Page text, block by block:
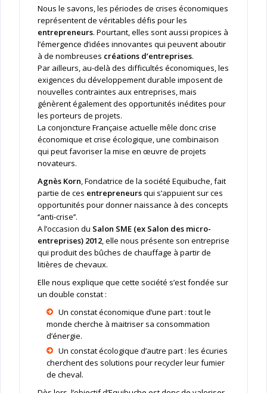
Nous le savons, les périodes de crises économiques
représentent de véritables défis pour les
entrepreneurs. Pourtant, elles sont aussi propices à
l’émergence d’idées innovantes qui peuvent aboutir
à de nombreuses créations d’entreprises.
Par ailleurs, au-delà des difficultés économiques, les
exigences du développement durable imposent de
nouvelles contraintes aux entreprises, mais
génèrent également des opportunités inédites pour
les porteurs de projets.
La conjoncture Française actuelle mêle donc crise
économique et crise écologique, une combinaison
qui peut favoriser la mise en œuvre de projets
novateurs.
Agnès Korn, Fondatrice de la société Equibuche, fait
partie de ces entrepreneursqui s’appuient sur ces
opportunités pour donner naissance à des concepts
‘’anti-crise’’.
A l’occasion du Salon SME (ex Salon des micro-
entreprises) 2012, elle nous présente son entreprise
qui produit des bûches de chauffage à partir de
litières de chevaux.
Elle nous explique que cette société s’est fondée sur
un double constat :
Un constat économique d’une part : tout le
monde cherche à maitriser sa consommation
d’énergie.
Un constat écologique d’autre part : les écuries
cherchent des solutions pour recycler leur fumier
de cheval.